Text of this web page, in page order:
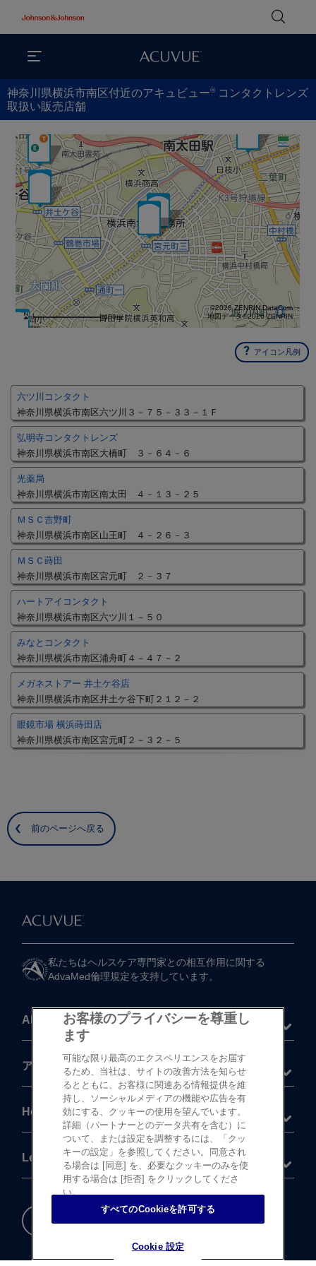
神奈川県横浜市南区付近のアキュビュー® コンタクトレンズ
取扱い販売店舗
450m
©2026 ZENRIN DataCom
地図データ©2026 ZENRIN
アイコン凡例
六ツ川コンタクト
神奈川県横浜市南区六ツ川３－７５－３３－１Ｆ
弘明寺コンタクトレンズ
神奈川県横浜市南区大橋町 ３－６４－６
光薬局
神奈川県横浜市南区南太田 ４－１３－２５
ＭＳＣ吉野町
神奈川県横浜市南区山王町 ４－２６－３
ＭＳＣ蒔田
神奈川県横浜市南区宮元町 ２－３７
ハートアイコンタクト
神奈川県横浜市南区六ツ川１－５０
みなとコンタクト
神奈川県横浜市南区浦舟町４－４７－２
メガネストアー 井土ケ谷店
神奈川県横浜市南区井土ケ谷下町２１２－２
眼鏡市場 横浜蒔田店
神奈川県横浜市南区宮元町２－３２－５
前のページへ戻る
私たちは​ヘルスケア専門家との​相互作用に​関する​
AdvaMed倫理規定を​支持しています。
About
アキュビュー®製品
Help
Legal
重要な​安全情報
お客様のプライバシーを尊重し
ます
可能な限り最高のエクスペリエンスをお届す
るため、当社は、サイトの改善方法を知らせ
るとともに、お客様に関連ある情報提供を維
持し、ソーシャルメディアの機能や広告を有
効にする、クッキーの使用を望んでいます。
詳細（パートナーとのデータ共有を含む）に
ついて、または設定を調整するには、「クッ
キーの設定」を参照してください。同意され
る場合は [同意] を、必要なクッキーのみを使
用する場合は [拒否] をクリックしてくださ
い。
Cookie 設定
すべてのCookieを許可する